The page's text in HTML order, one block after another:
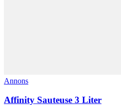
Annons
Affinity Sauteuse 3 Liter